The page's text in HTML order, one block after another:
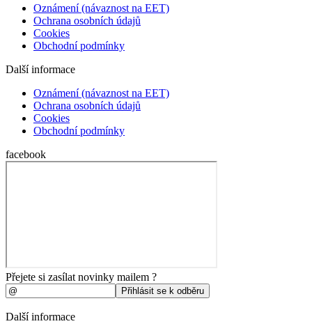
Oznámení (návaznost na EET)
Ochrana osobních údajů
Cookies
Obchodní podmínky
Další informace
Oznámení (návaznost na EET)
Ochrana osobních údajů
Cookies
Obchodní podmínky
facebook
Přejete si zasílat novinky mailem ?
Další informace